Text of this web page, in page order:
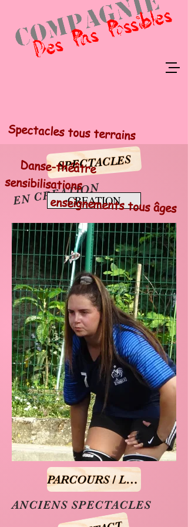
Spectacles tous terrains
Danse-théâtre
sensibilisations
enseignements tous âges
SPECTACLES
EN CREATION
CREATION
PARCOURS / LES AMIS
ANCIENS SPECTACLES